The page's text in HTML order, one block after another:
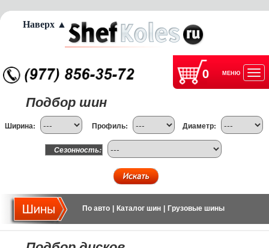
0 МЕНЮ
Подбор шин
Ширина: Профиль: Диаметр:
Сезонность:
По авто Каталог шин Грузовые шины
Наверх ▲